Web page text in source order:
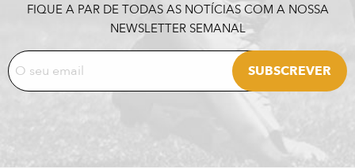
FIQUE A PAR DE TODAS AS NOTÍCIAS COM A NOSSA
NEWSLETTER SEMANAL